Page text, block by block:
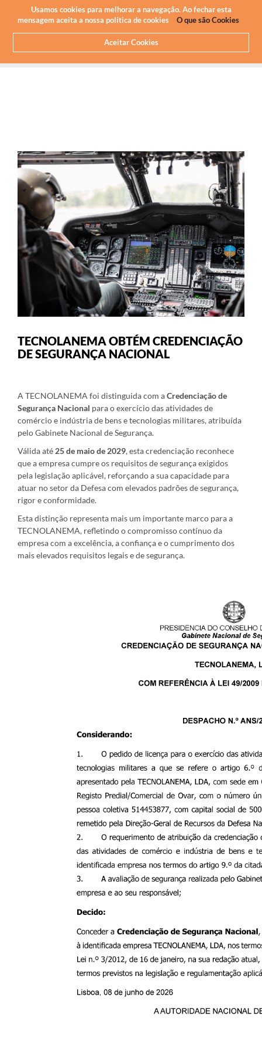
Usamos cookies para melhorar a navegação. Ao fechar esta
mensagem aceita a nossa política de cookies
O que são Cookies
Aceitar Cookies
TECNOLANEMA OBTÉM CREDENCIAÇÃO
DE SEGURANÇA NACIONAL
A TECNOLANEMA foi distinguida com aCredenciação de
Segurança Nacional para o exercício das atividades de
comércio e indústria de bens e tecnologias militares, atribuída
pelo Gabinete Nacional de Segurança.
Válida até 25 de maio de 2029, esta credenciação reconhece
que a empresa cumpre os requisitos de segurança exigidos
pela legislação aplicável, reforçando a sua capacidade para
atuar no setor da Defesa com elevados padrões de segurança,
rigor e conformidade.
Esta distinção representa mais um importante marco para a
TECNOLANEMA, refletindo o compromisso contínuo da
empresa com a excelência, a confiança e o cumprimento dos
mais elevados requisitos legais e de segurança.